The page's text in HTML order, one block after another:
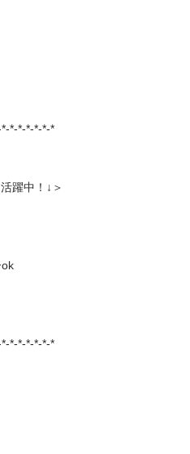
*-*-*-*-*-*
躍中！↓＞
*-*-*-*-*-*